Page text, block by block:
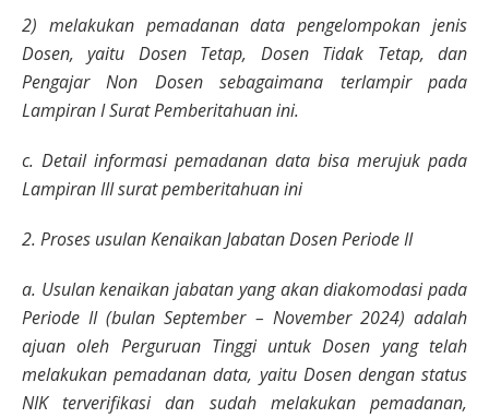
2) melakukan pemadanan data pengelompokan jenis
Dosen, yaitu Dosen Tetap, Dosen Tidak Tetap, dan
Pengajar Non Dosen sebagaimana terlampir pada
Lampiran I Surat Pemberitahuan ini.
c. Detail informasi pemadanan data bisa merujuk pada
Lampiran III surat pemberitahuan ini
2. Proses usulan Kenaikan Jabatan Dosen Periode II
a. Usulan kenaikan jabatan yang akan diakomodasi pada
Periode II (bulan September – November 2024) adalah
ajuan oleh Perguruan Tinggi untuk Dosen yang telah
melakukan pemadanan data, yaitu Dosen dengan status
NIK terverifikasi dan sudah melakukan pemadanan,